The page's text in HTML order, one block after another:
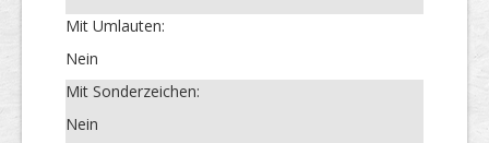
Mit Umlauten:
Nein
Mit Sonderzeichen:
Nein